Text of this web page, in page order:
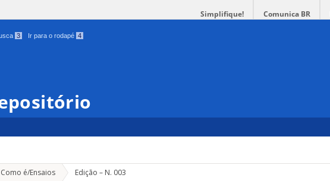
Simplifique! Comunica BR
3 Ir para o rodapé 4
Como é/Ensaios Edição – N. 003